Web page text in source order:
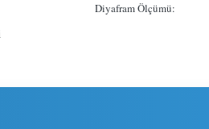
Diyafram Ölçümü: